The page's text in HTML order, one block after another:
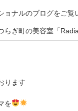
ョナルのブログをご覧
らぎ町の美容室「
ります
を